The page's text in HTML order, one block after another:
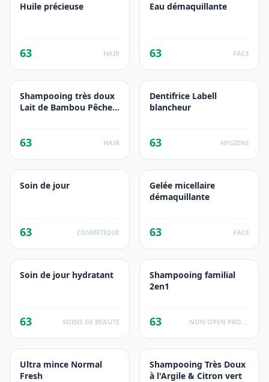
Huile précieuse
63 HAIR
Eau démaquillante
63 FACE
Shampooing très doux
Lait de Bambou Pêche
63 HAIR
Dentifrice Labell
blancheur
63 HYGIENE
Soin de jour
63 COSMETIQUE
Gelée micellaire
démaquillante
63 FACE
Soin de jour hydratant
63 SOINS DE BEAUTE
Shampooing familial
2en1
63
Ultra mince Normal
Fresh
Shampooing Très Doux
à l'Argile & Citron vert